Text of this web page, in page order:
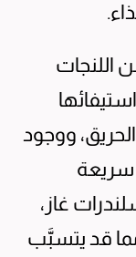
اللنجات
ووجود
سريعة
غاز،
قد يتسبَّب